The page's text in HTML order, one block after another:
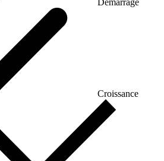
Démarrage
Croissance